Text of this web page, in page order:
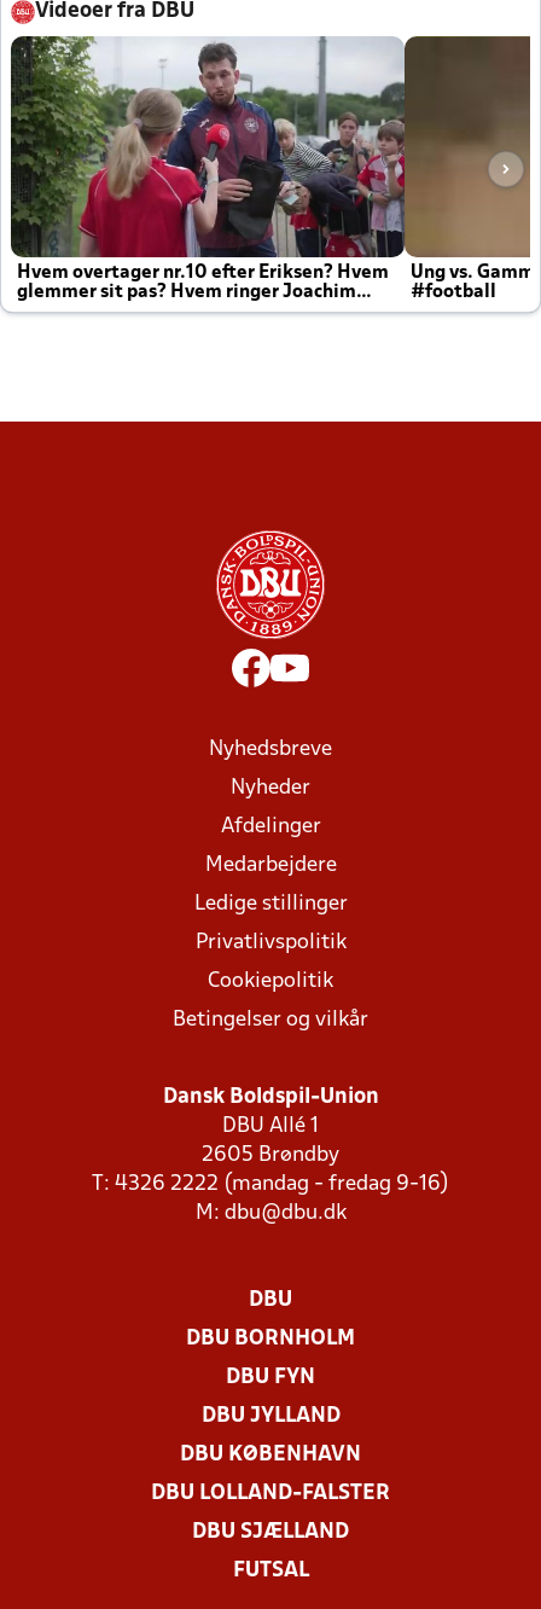
Videoer fra DBU
Hvem overtager nr.10 efter Eriksen? Hvem
glemmer sit pas? Hvem ringer Joachim
altid til efter kampe?
Ung vs.
#football
Nyhedsbreve
Nyheder
Afdelinger
Medarbejdere
Ledige stillinger
Privatlivspolitik
Cookiepolitik
Betingelser og vilkår
Dansk Boldspil-Union
DBU Allé 1
2605 Brøndby
T: 4326 2222 (mandag - fredag 9-16)
M: dbu@dbu.dk
DBU
DBU BORNHOLM
DBU FYN
DBU JYLLAND
DBU KØBENHAVN
DBU LOLLAND-FALSTER
DBU SJÆLLAND
FUTSAL